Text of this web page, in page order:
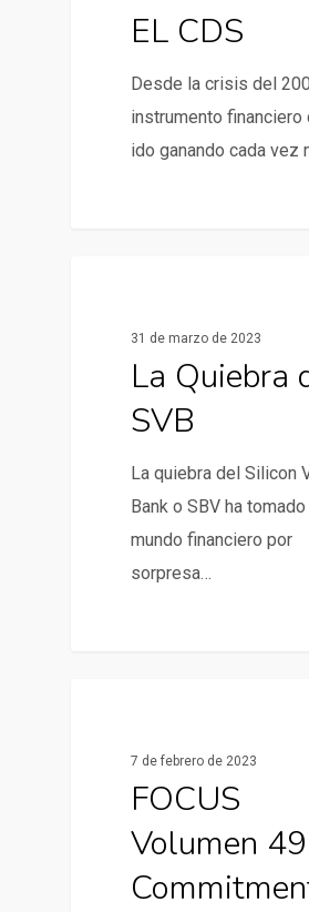
EL CDS
Desde la crisis del
instrumento financiero
ido ganando cada vez
31 de marzo de 2023
La Quiebra
SVB
La quiebra del Silicon
Bank o SBV ha tomado
mundo financiero por
sorpresa…
7 de febrero de 2023
FOCUS
Volumen